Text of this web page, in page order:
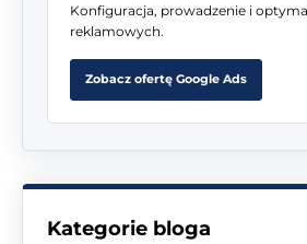
Konfiguracja, prowadzenie i
reklamowych.
Zobacz ofertę Google Ads
Kategorie bloga